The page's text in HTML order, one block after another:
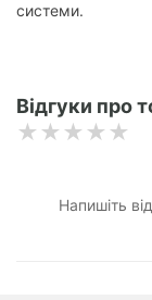
системи.
Відгуки про
Напишіть